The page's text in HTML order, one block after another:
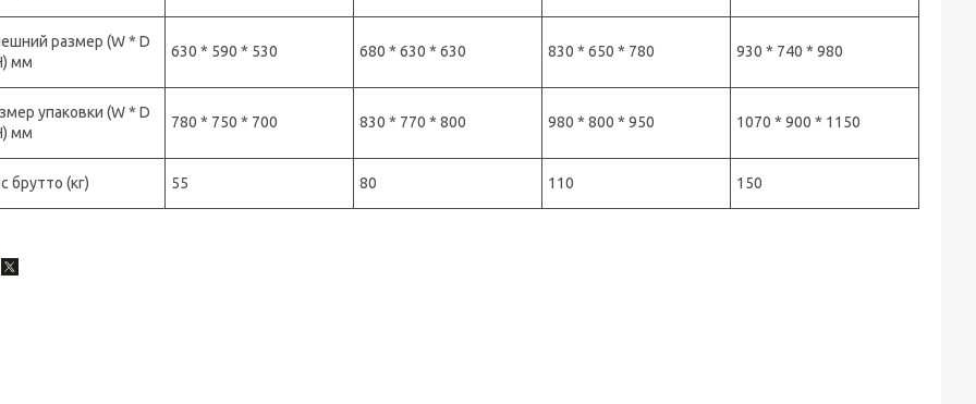
размер (W * D
мм
630 * 590 * 530 680 * 630 * 630 830 * 650 * 780 930 * 740 * 980
упаковки (W * D
мм
780 * 750 * 700 830 * 770 * 800 980 * 800 * 950 1070 * 900 * 1150
брутто (кг) 55 80 110 150